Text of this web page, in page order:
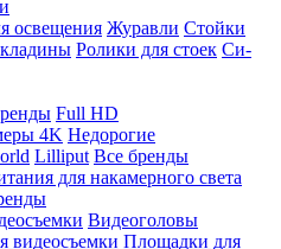
освещения Журавли Стойки
Ролики для стоек Си-
Full HD
4K Недорогие
Lilliput Все бренды
для накамерного света
Видеоголовы
видеосъемки Площадки для